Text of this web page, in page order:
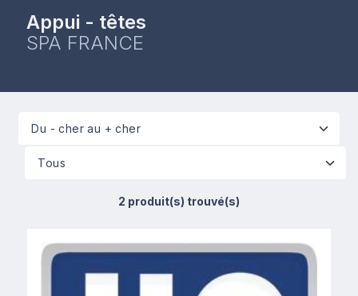
Appui - têtes
SPA FRANCE
2 produit(s) trouvé(s)